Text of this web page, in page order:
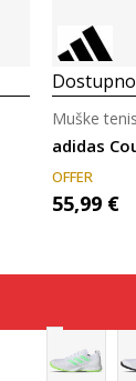
adidas
Muške
OFFER
55,99 €